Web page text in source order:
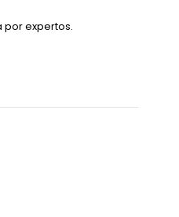
por expertos.